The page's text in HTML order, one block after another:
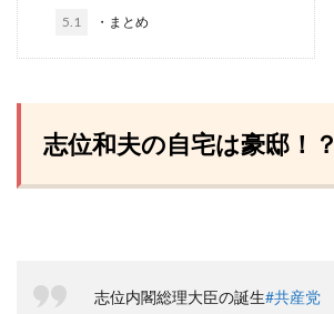
5.1 ・まとめ
志位和夫の自宅は豪邸！？
志位内閣総理大臣の誕生#共産党